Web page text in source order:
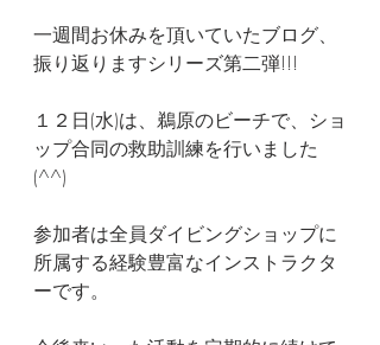
一週間お休みを頂いていたブログ、
振り返りますシリーズ第二弾!!!
１２日(水)は、鵜原のビーチで、ショ
ップ合同の救助訓練を行いました
(^^)
参加者は全員ダイビングショップに
所属する経験豊富なインストラクタ
ーです。